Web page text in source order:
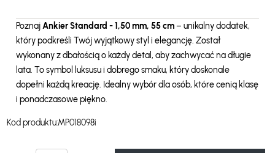
PoznajAnkier Standard - 1,50 mm, 55 cm– unikalny dodatek,
który podkreśli Twój wyjątkowy styl i elegancję. Został
wykonany z dbałością o każdy detal, aby zachwycać na długie
lata. To symbol luksusu i dobrego smaku, który doskonale
dopełni każdą kreację. Idealny wybór dla osób, które cenią klasę
i ponadczasowe piękno.
Kod produktu:MP018098i